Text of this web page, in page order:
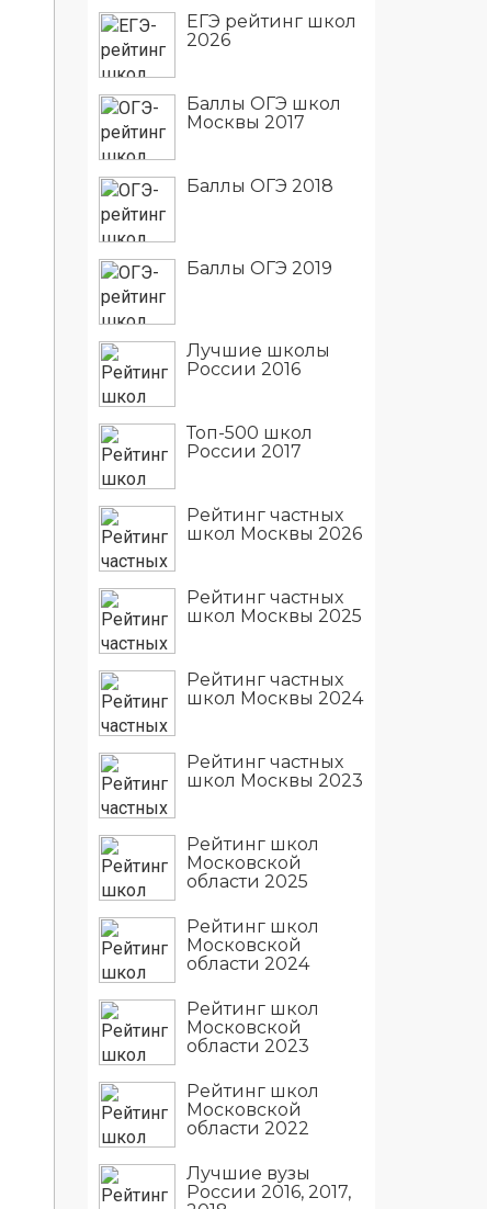
ЕГЭ рейтинг школ
2026
Баллы ОГЭ школ
Москвы 2017
Баллы ОГЭ 2018
Баллы ОГЭ 2019
Лучшие школы
России 2016
Топ-500 школ
России 2017
Рейтинг частных
школ Москвы 2026
Рейтинг частных
школ Москвы 2025
Рейтинг частных
школ Москвы 2024
Рейтинг частных
школ Москвы 2023
Рейтинг школ
Московской
области 2025
Рейтинг школ
Московской
области 2024
Рейтинг школ
Московской
области 2023
Рейтинг школ
Московской
области 2022
Лучшие вузы
России 2016, 2017,